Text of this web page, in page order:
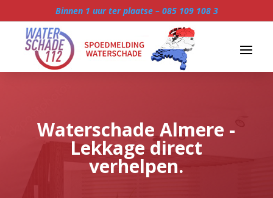
Binnen 1 uur ter plaatse – 085 109 108 3
Waterschade Almere -
Lekkage direct
verhelpen.